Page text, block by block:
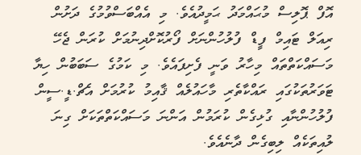
އޮފް ޕޮލިސް މުޙައްމަދު ޙަމީދުއެވެ. މި އެއްބަސްވުމުގެ ދަށުން
ރިއަލް ޓައިމް ފީޑް ފުލުހުންނަށް ފޯރުކޮށްދިނުމަށް ކުރަން ޖެހޭ
މަސައްކަތްތައް މިހާރު ވަނީ ފެށިފައެވެ. މި ކަމުގެ ސަބަބުން ހިޔާ
ޓަވަރުތަކުގައި ރައްކާތެރި މާހައުލެއް ޤާއިމު ކުރުމަށް އެޗް.ޑީ.ސީން
ފުލުހުންނާއި ގުޅިގެން ކުރަމުން އަންނަ މަސައްކަތްތަކަށް ގިނަ
ލުއިތަކެއް ލިބިގެން ދާނެއެވެ.